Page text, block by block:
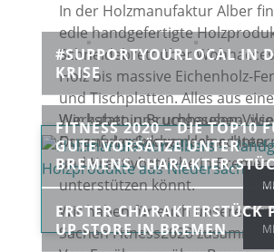
In der Holzmanufaktur Alber
edle handgefertigte
Schneidebrett über
Holz bis massive Eichenholz-
und Tischplatten. Alles aus
Werkstatt in Bruchhausen-
Du auf der Suche nach
#SUPPORTYOURLOCAL IN
KRISE
Wir haben uns umgesehen,
Corona-Lockdown kleine
und Kreativbetriebe in Bremen
unterstützen könnt.
FITNESS 2020 – DIE TOP10
GUTE VORSÄTZE UNTER
BREMENS
Wir haben für euch unsere
Sachen Fitness2020
ERSTER CHARAKTERSTÜCK
UP STORE IN BREMEN